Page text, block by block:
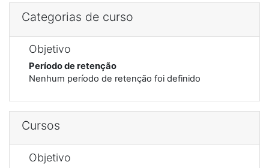
Categorias de curso
Objetivo
Período de retenção
Nenhum período de retenção foi definido
Cursos
Objetivo